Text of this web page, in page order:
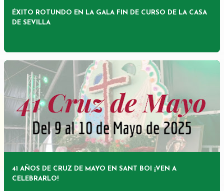
ÉXITO ROTUNDO EN LA GALA FIN DE CURSO DE LA CASA
DE SEVILLA
41 AÑOS DE CRUZ DE MAYO EN SANT BOI ¡VEN A
CELEBRARLO!